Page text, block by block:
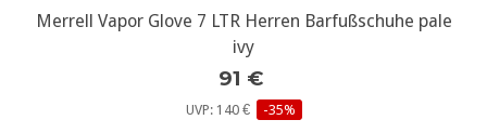
Merrell Vapor Glove 7 LTR Herren Barfußschuhe pale
ivy
91 €
UVP: 140 € -35%